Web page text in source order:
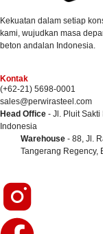
Kekuatan dalam setiap
kami, wujudkan masa
beton andalan Indonesia.
Kontak
(+62-21) 5698-0001
sales@perwirasteel.com
Head Office - Jl. Pluit
Indonesia
Warehouse - 88, Jl.
Tangerang Regency,